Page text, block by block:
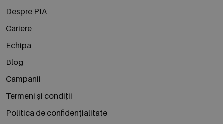
Despre PIA
Cariere
Echipa
Blog
Campanii
Termeni și condiții
Politica de confidențialitate